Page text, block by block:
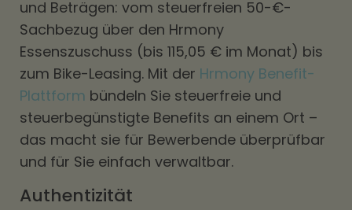
und Beträgen: vom steuerfreien 50-€-
Sachbezug über den Hrmony
Essenszuschuss (bis 115,05 € im Monat) bis
zum Bike-Leasing. Mit der Hrmony Benefit-
Plattform bündeln Sie steuerfreie und
steuerbegünstigte Benefits an einem Ort –
das macht sie für Bewerbende überprüfbar
und für Sie einfach verwaltbar.
Authentizität